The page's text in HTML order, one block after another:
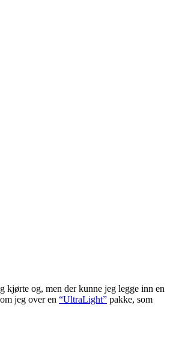
kjørte og, men der kunne jeg legge inn en
jeg over en “UltraLight” pakke, som